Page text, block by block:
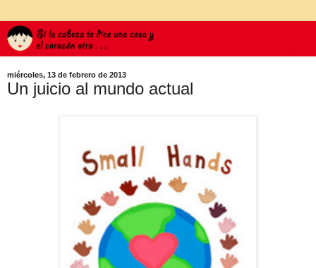
miércoles, 13 de febrero de 2013
Un juicio al mundo actual